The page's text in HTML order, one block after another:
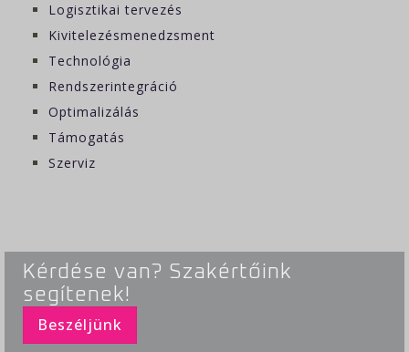
Logisztikai tervezés
Kivitelezésmenedzsment
Technológia
Rendszerintegráció
Optimalizálás
Támogatás
Szerviz
Kérdése van? Szakértőink
segítenek!
Beszéljünk